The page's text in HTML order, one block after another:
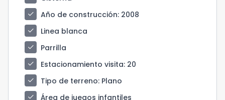
check
Año de construcción: 2008
check
Linea blanca
check
Parrilla
check
Estacionamiento visita: 20
check
Tipo de terreno: Plano
check
Área de juegos infantiles